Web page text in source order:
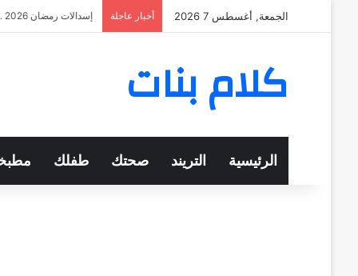
الجمعة, أغسطس 7 2026 أخبار عاجلة إسدالات رمضان 2026 .. أسعارها وأفضل أماكن للشراء
كلام بنات
الرئيسية التريند صحتك طفلك